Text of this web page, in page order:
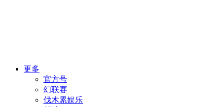
更多
官方号
幻联赛
伐木累娱乐